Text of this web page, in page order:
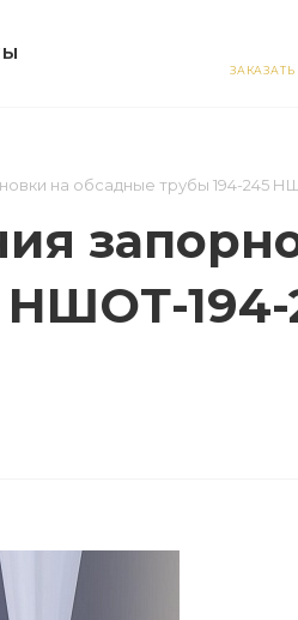
на обсадные трубы 194-245
НШОТ-194-